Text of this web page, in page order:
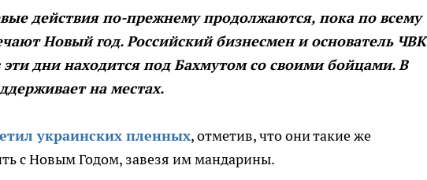
действия по-прежнему продолжаются, пока по всему
Новый год. Российский бизнесмен и основатель ЧВК
дни находится под Бахмутом со своими бойцами. В
на местах.
украинских пленных, отметив, что они такие же
с Новым Годом, завезя им мандарины.